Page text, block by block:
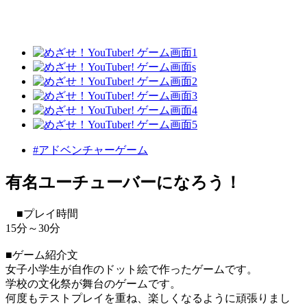
#アドベンチャーゲーム
有名ユーチューバーになろう！
■プレイ時間
15分～30分
■ゲーム紹介文
女子小学生が自作のドット絵で作ったゲームです。
学校の文化祭が舞台のゲームです。
何度もテストプレイを重ね、楽しくなるように頑張りまし